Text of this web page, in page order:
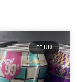
EE.UU